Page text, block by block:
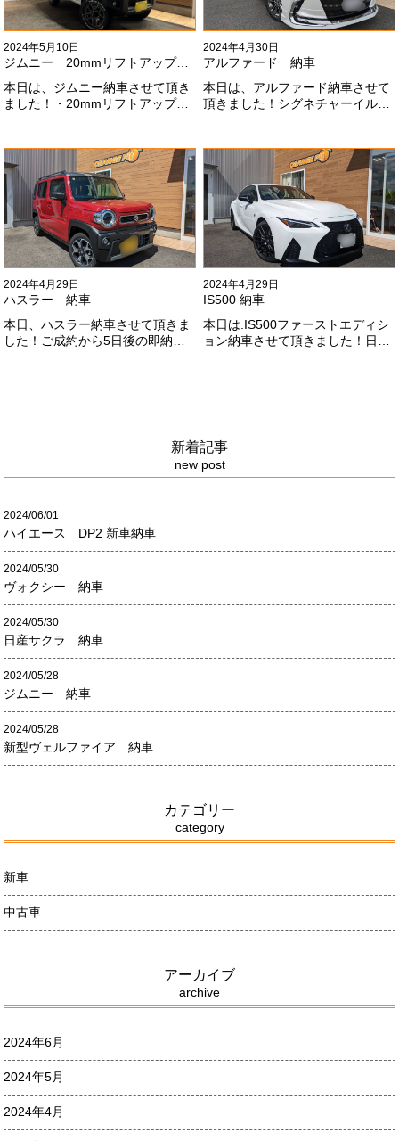
2024年5月10日
ジムニー 20mmリフトアップ納車
本日は、ジムニー納車させて頂き
ました！・20mmリフトアップ・
させて頂きました！！弊社で、短
期間に何台もご注文ありがどうご
ざいます！！これからもよろしく
お願いします
#x1f647;#x200d;#x2640;#xfe0f;
2024年4月30日
アルファード 納車
本日は、アルファード納車させて
頂きました！シグネチャーイル
よろしくお願いします
#x1f647;#x200d;#x2640;#xfe0f;
2024年4月29日
ハスラー 納車
本日、ハスラー納車させて頂きま
した！ご成約から5日後の即納車
2024年4月29日
IS500 納車
本日は.IS500ファーストエディシ
ョン納車させて頂きました！日本
絡ください！
新着記事
new post
2024/06/01
ハイエース DP2 新車納車
2024/05/30
ヴォクシー 納車
2024/05/30
日産サクラ 納車
2024/05/28
ジムニー 納車
2024/05/28
新型ヴェルファイア 納車
カテゴリー
category
新車
中古車
アーカイブ
archive
2024年6月
2024年5月
2024年4月